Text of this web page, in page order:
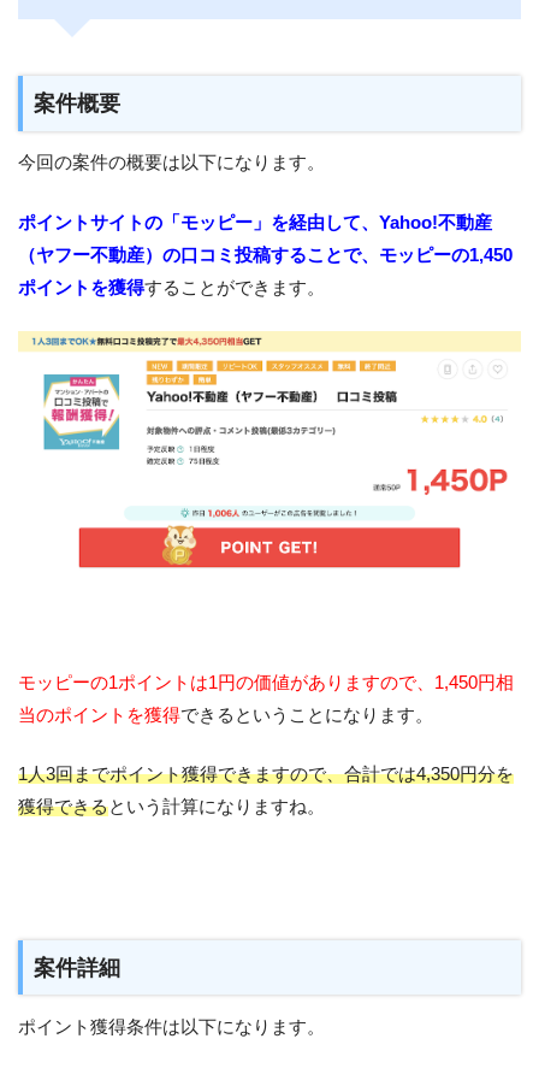
案件概要
今回の案件の概要は以下になります。
ポイントサイトの「モッピー」を経由して、Yahoo!不動産
（ヤフー不動産）の口コミ投稿することで、モッピーの1,450
ポイントを獲得することができます。
モッピーの1ポイントは1円の価値がありますので、1,450円相
当のポイントを獲得できるということになります。
1人3回までポイント獲得できますので、合計では4,350円分を
獲得できるという計算になりますね。
案件詳細
ポイント獲得条件は以下になります。